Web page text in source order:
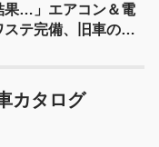
果…」エアコン＆電
ステ完備、旧車の常
カタログ